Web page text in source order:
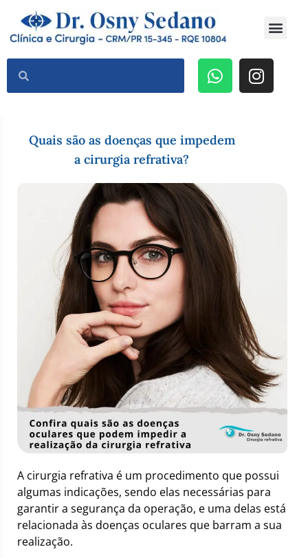
Quais são as doenças que impedem
a cirurgia refrativa?
A cirurgia refrativa é um procedimento que possui
algumas indicações, sendo elas necessárias para
garantir a segurança da operação, e uma delas está
relacionada às doenças oculares que barram a sua
realização.